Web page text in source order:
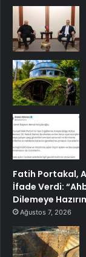
Fatih Portakal,
İfade Verdi:
Dilemeye
Ağustos 7, 2026